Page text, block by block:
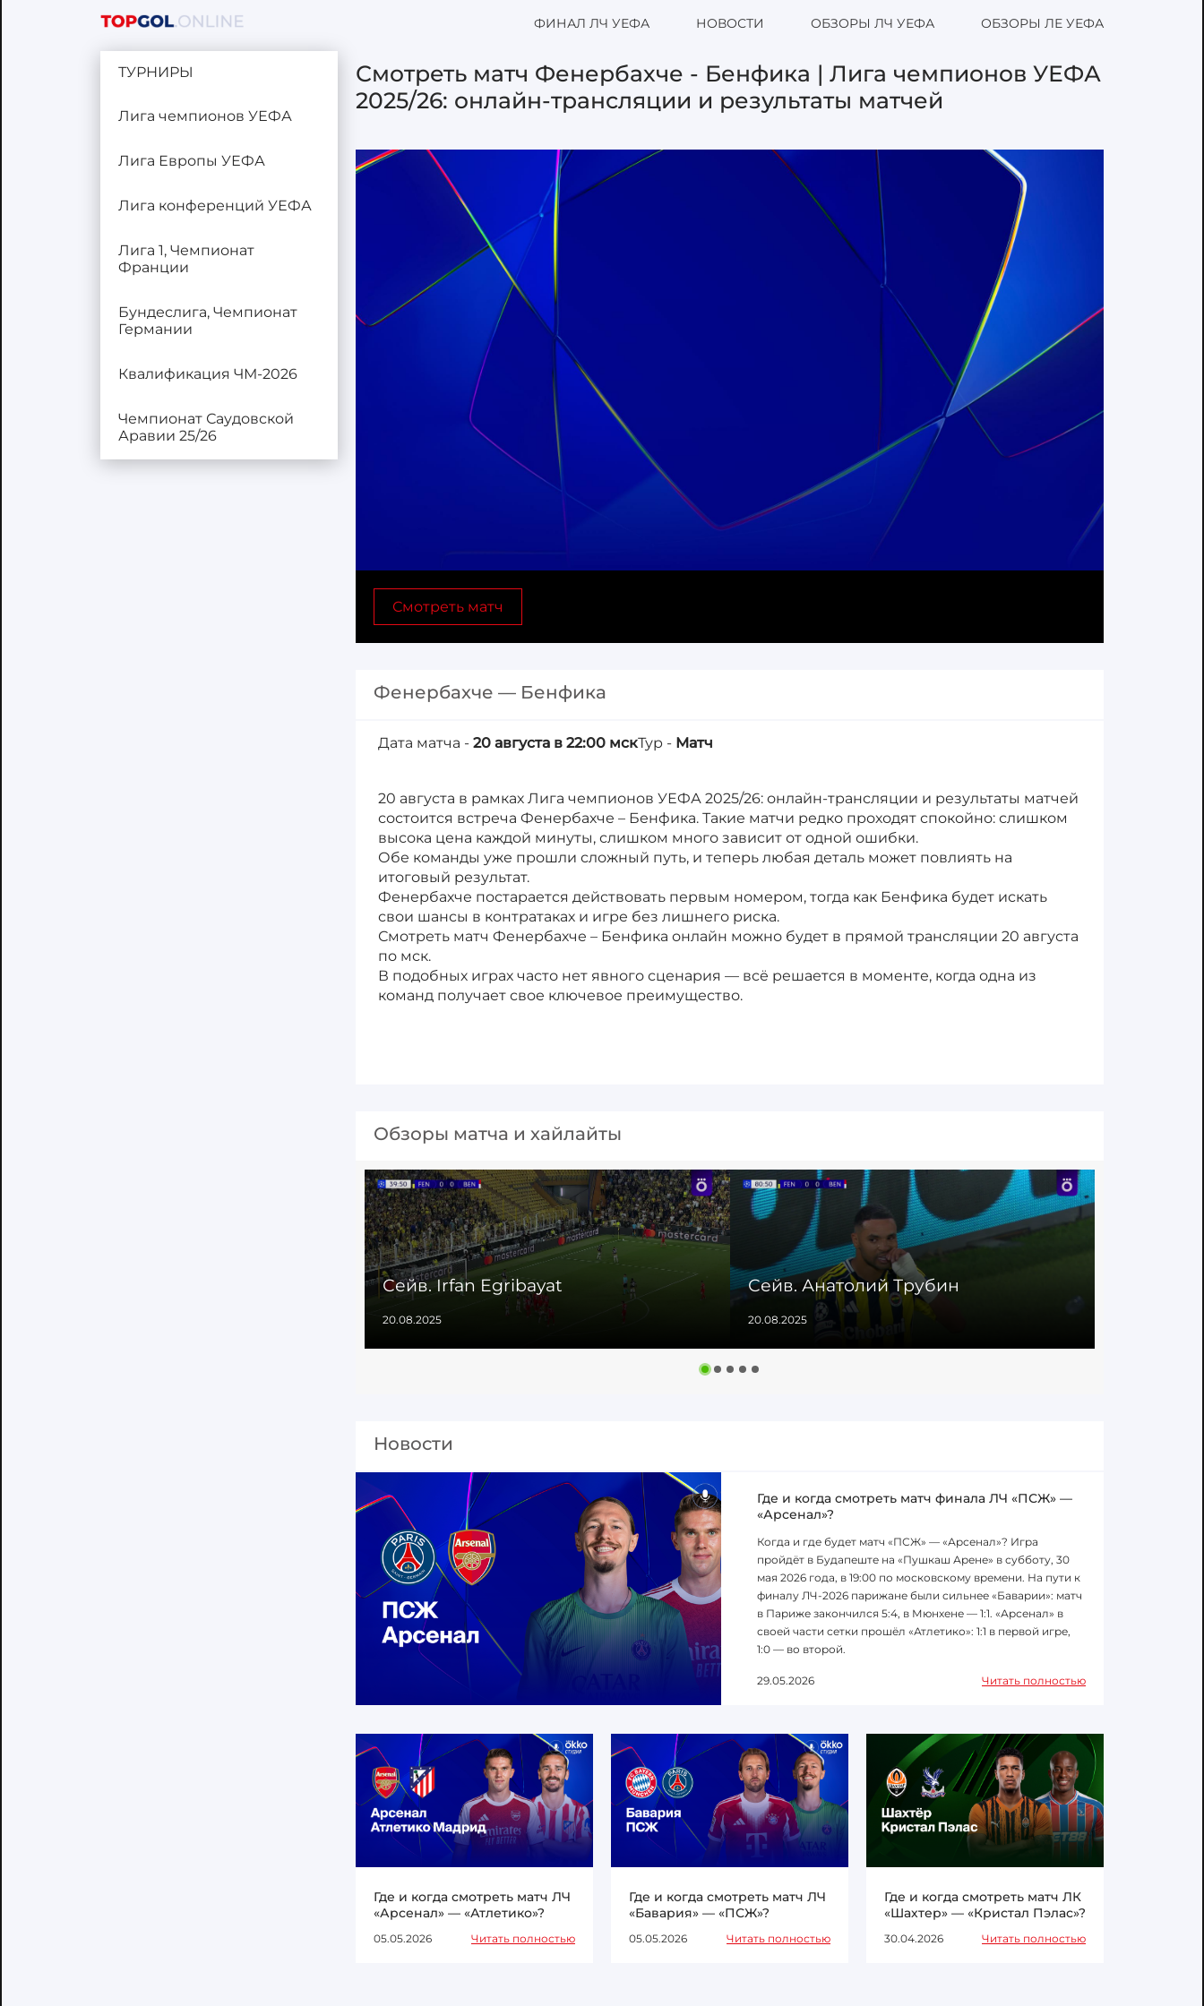
ФИНАЛ ЛЧ УЕФА НОВОСТИ ОБЗОРЫ ЛЧ УЕФА ОБЗОРЫ ЛЕ УЕФА
ТУРНИРЫ
Лига чемпионов УЕФА
Лига Европы УЕФА
Лига конференций УЕФА
Лига 1, Чемпионат
Франции
Бундеслига, Чемпионат
Германии
Квалификация ЧМ-2026
Чемпионат Саудовской
Аравии 25/26
Смотреть матч Фенербахче - Бенфика | Лига чемпионов УЕФА
2025/26: онлайн-трансляции и результаты матчей
Смотреть матч
Фенербахче — Бенфика
Дата матча - 20 августа в 22:00 мскТур - Матч
20 августа в рамках Лига чемпионов УЕФА 2025/26: онлайн-трансляции и результаты матчей
состоится встреча Фенербахче – Бенфика. Такие матчи редко проходят спокойно: слишком
высока цена каждой минуты, слишком много зависит от одной ошибки.
Обе команды уже прошли сложный путь, и теперь любая деталь может повлиять на
итоговый результат.
Фенербахче постарается действовать первым номером, тогда как Бенфика будет искать
свои шансы в контратаках и игре без лишнего риска.
Смотреть матч Фенербахче – Бенфика онлайн можно будет в прямой трансляции 20 августа
по мск.
В подобных играх часто нет явного сценария — всё решается в моменте, когда одна из
команд получает свое ключевое преимущество.
Обзоры матча и хайлайты
Сейв. Irfan Egribayat
20.08.2025
Сейв. Анатолий Трубин
20.08.2025
Новости
Где и когда смотреть матч финала ЛЧ «ПСЖ» —
«Арсенал»?
Когда и где будет матч «ПСЖ» — «Арсенал»? Игра
пройдёт в Будапеште на «Пушкаш Арене» в субботу, 30
мая 2026 года, в 19:00 по московскому времени. На пути к
финалу ЛЧ-2026 парижане были сильнее «Баварии»: матч
в Париже закончился 5:4, в Мюнхене — 1:1. «Арсенал» в
своей части сетки прошёл «Атлетико»: 1:1 в первой игре,
1:0 — во второй.
29.05.2026 Читать полностью
Где и когда смотреть матч ЛЧ
«Арсенал» — «Атлетико»?
05.05.2026 Читать полностью
Где и когда смотреть матч ЛЧ
«Бавария» — «ПСЖ»?
05.05.2026 Читать полностью
Где и когда смотреть матч ЛК
«Шахтер» — «Кристал Пэлас»?
30.04.2026 Читать полностью